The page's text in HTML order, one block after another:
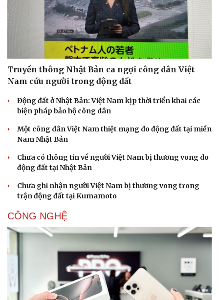
Doanh nhân
Vì cộng đồng
Trải nghiệm
Chuyển đổi số
Truyền thông Nhật Bản ca ngợi công dân Việt
Nam cứu người trong động đất
Động đất ở Nhật Bản: Việt Nam kịp thời triển khai các
biện pháp bảo hộ công dân
Một công dân Việt Nam thiệt mạng do động đất tại miền
Nam Nhật Bản
Chưa có thông tin về người Việt Nam bị thương vong do
động đất tại Nhật Bản
Chưa ghi nhận người Việt Nam bị thương vong trong
trận động đất tại Kumamoto
CÔNG NGHỆ